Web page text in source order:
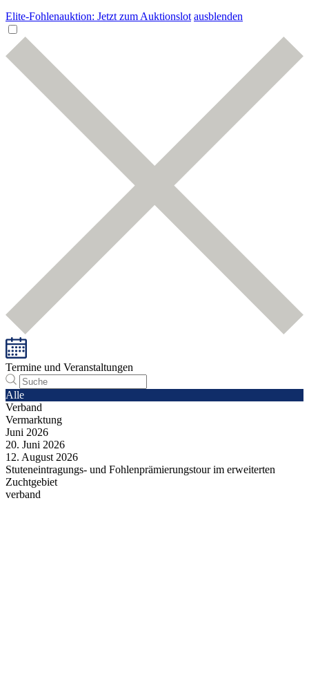
Elite-Fohlenauktion: Jetzt zum Auktionslot ausblenden
Termine und Veranstaltungen
Alle
Verband
Vermarktung
Juni 2026
20. Juni 2026
12. August 2026
Stuteneintragungs- und Fohlenprämierungstour im erweiterten
Zuchtgebiet
verband